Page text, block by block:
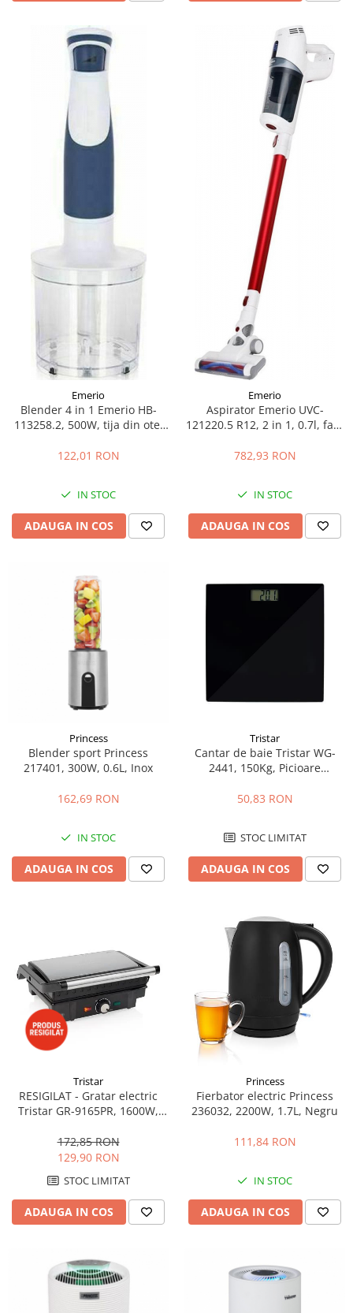
Emerio
Blender 4 in 1 Emerio HB-
113258.2, 500W, tija din otel
Alb/albastru
122,01 RON
IN STOC
ADAUGA IN COS
Emerio
Aspirator Emerio UVC-
121220.5 R12, 2 in 1, 0.7l, fara
782,93 RON
IN STOC
ADAUGA IN COS
Princess
Blender sport Princess
217401, 300W, 0.6L, Inox
162,69 RON
IN STOC
ADAUGA IN COS
Tristar
Cantar de baie Tristar WG-
2441, 150Kg, Picioare
50,83 RON
STOC LIMITAT
ADAUGA IN COS
Tristar
RESIGILAT - Gratar electric
Tristar GR-9165PR, 1600W,
reglabil, tavita colectare
grasime, maner CoolTouch,
172,85 RON
129,90 RON
STOC LIMITAT
ADAUGA IN COS
Princess
Fierbator electric Princess
236032, 2200W, 1.7L, Negru
111,84 RON
IN STOC
ADAUGA IN COS